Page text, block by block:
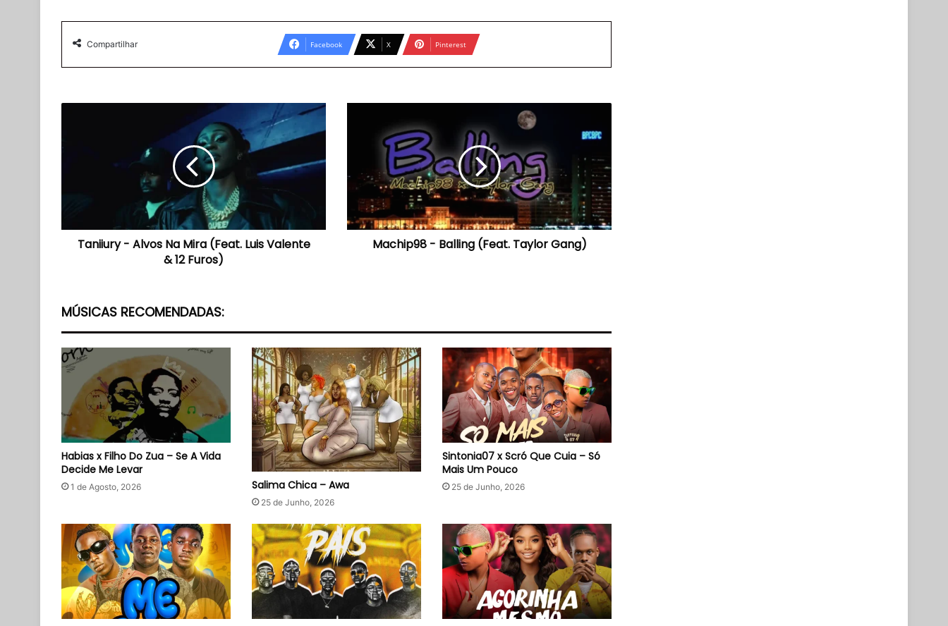
Compartilhar Facebook X Pinterest
&
Taniiury - Alvos Na Mira (Feat. Luis Valente
& 12 Furos)
Gang)
Machip98 - Balling (Feat. Taylor Gang)
MÚSICAS RECOMENDADAS:
Habias x Filho Do Zua – Se A Vida
Decide Me Levar
1 de Agosto, 2026 Salima Chica – Awa
25 de Junho, 2026
Sintonia07 x Scró Que Cuia – Só
Mais Um Pouco
25 de Junho, 2026